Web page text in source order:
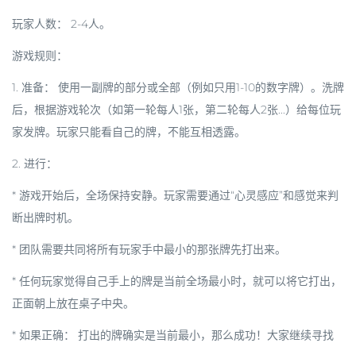
玩家人数： 2-4人。
游戏规则：
1. 准备：
使用一副牌的部分或全部（例如只用1-10的数字牌）。洗牌
后，根据游戏轮次（如第一轮每人1张，第二轮每人2张...）给每位玩
家发牌。玩家只能看自己的牌，不能互相透露。
2. 进行：
* 游戏开始后，全场保持安静。玩家需要通过“心灵感应”和感觉来判
断出牌时机。
* 团队需要共同将所有玩家手中最小的那张牌先打出来。
* 任何玩家觉得自己手上的牌是当前全场最小时，就可以将它打出，
正面朝上放在桌子中央。
* 如果正确：
打出的牌确实是当前最小，那么成功！大家继续寻找